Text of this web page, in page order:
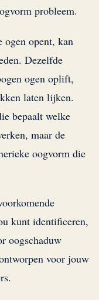
probleem.
ogen opent, kan
Dezelfde
ogen oplift,
laten lijken.
bepaalt welke
maar de
oogvorm die
kunt identificeren,
oogschaduw
voor jouw